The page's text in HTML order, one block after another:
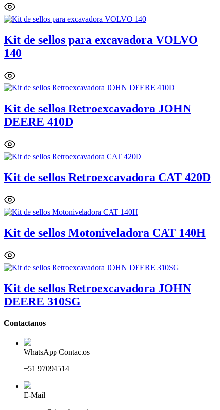
Kit de sellos para excavadora VOLVO
140
Kit de sellos Retroexcavadora JOHN
DEERE 410D
Kit de sellos Retroexcavadora CAT 420D
Kit de sellos Motoniveladora CAT 140H
Kit de sellos Retroexcavadora JOHN
DEERE 310SG
Contactanos
WhatsApp Contactos
+51 97094514
E-Mail